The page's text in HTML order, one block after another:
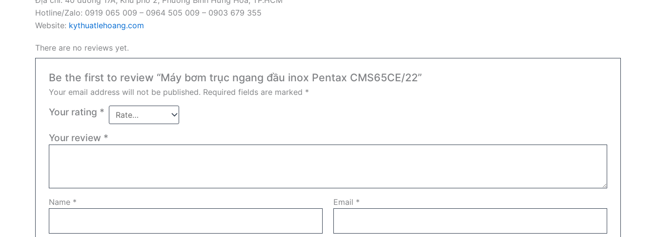
Hotline/Zalo: 0919 065 009 – 0964 505 009 – 0903 679 355
Website: kythuatlehoang.com
There are no reviews yet.
Be the first to review “Máy bơm trục ngang đầu inox Pentax CMS65CE/22”
Your email address will not be published. Required fields are marked *
Your rating *
Your review *
Name * Email *